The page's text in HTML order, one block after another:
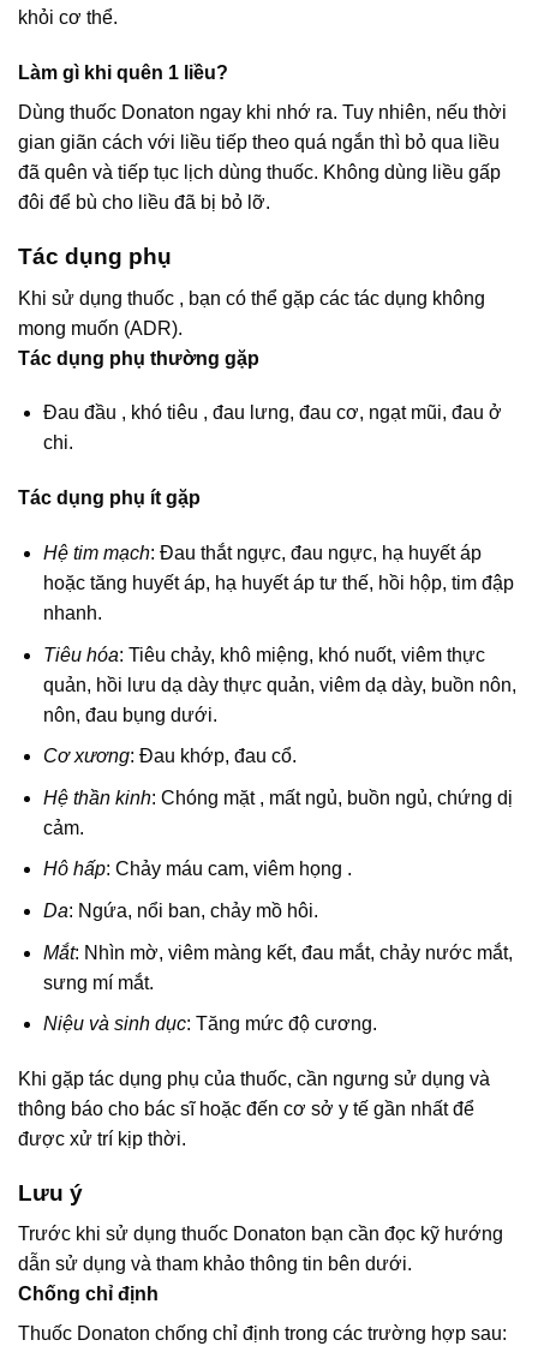
khỏi cơ thể.
Làm gì khi quên 1 liều?
Dùng thuốc Donaton ngay khi nhớ ra. Tuy nhiên, nếu thời
gian giãn cách với liều tiếp theo quá ngắn thì bỏ qua liều
đã quên và tiếp tục lịch dùng thuốc. Không dùng liều gấp
đôi để bù cho liều đã bị bỏ lỡ.
Tác dụng phụ
Khi sử dụng thuốc , bạn có thể gặp các tác dụng không
mong muốn (ADR).
Tác dụng phụ thường gặp
Đau đầu , khó tiêu , đau lưng, đau cơ, ngạt mũi, đau ở
chi.
Tác dụng phụ ít gặp
Hệ tim mạch: Đau thắt ngực, đau ngực, hạ huyết áp
hoặc tăng huyết áp, hạ huyết áp tư thế, hồi hộp, tim đập
nhanh.
Tiêu hóa: Tiêu chảy, khô miệng, khó nuốt, viêm thực
quản, hồi lưu dạ dày thực quản, viêm dạ dày, buồn nôn,
nôn, đau bụng dưới.
Cơ xương: Đau khớp, đau cổ.
Hệ thần kinh: Chóng mặt , mất ngủ, buồn ngủ, chứng dị
cảm.
Hô hấp: Chảy máu cam, viêm họng .
Da: Ngứa, nổi ban, chảy mồ hôi.
Mắt: Nhìn mờ, viêm màng kết, đau mắt, chảy nước mắt,
sưng mí mắt.
Niệu và sinh dục: Tăng mức độ cương.
Khi gặp tác dụng phụ của thuốc, cần ngưng sử dụng và
thông báo cho bác sĩ hoặc đến cơ sở y tế gần nhất để
được xử trí kịp thời.
Lưu ý
Trước khi sử dụng thuốc Donaton bạn cần đọc kỹ hướng
dẫn sử dụng và tham khảo thông tin bên dưới.
Chống chỉ định
Thuốc Donaton chống chỉ định trong các trường hợp sau: